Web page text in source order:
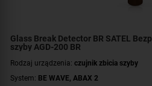
Glass Break Detector BR SATEL
szyby AGD-200 BR
Rodzaj urządzenia: czujnik zbicia szyby
System: BE WAVE ABAX 2